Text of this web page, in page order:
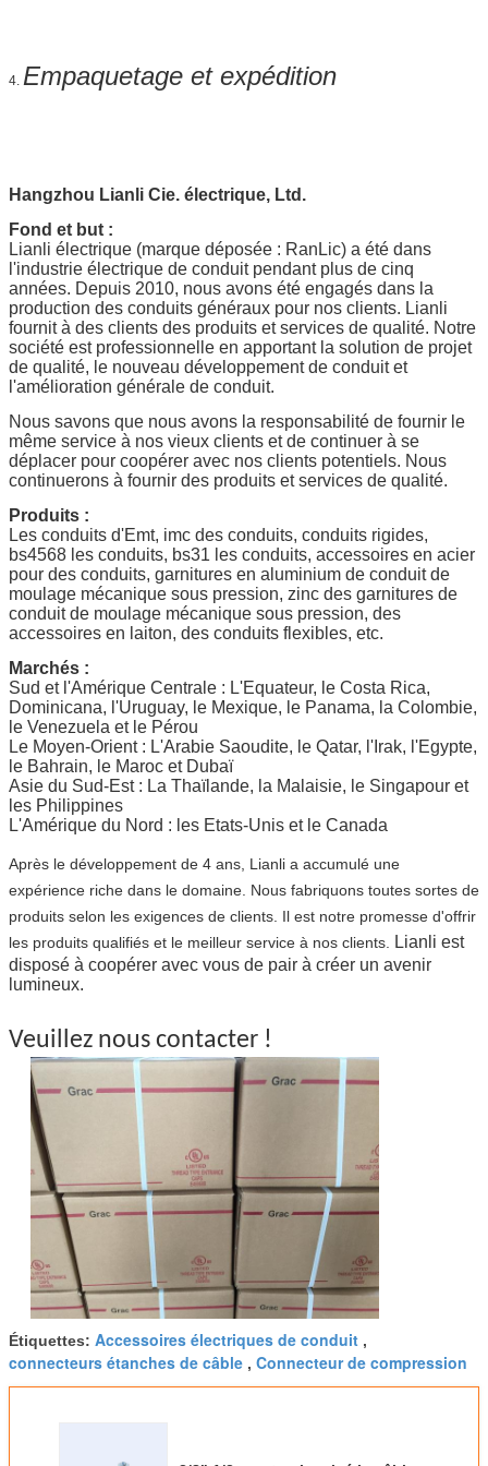
4. Empaquetage et expédition
Hangzhou Lianli Cie. électrique, Ltd.
Fond et but :
Lianli électrique (marque déposée : RanLic) a été dans
l'industrie électrique de conduit pendant plus de cinq
années. Depuis 2010, nous avons été engagés dans la
production des conduits généraux pour nos clients. Lianli
fournit à des clients des produits et services de qualité. Notre
société est professionnelle en apportant la solution de projet
de qualité, le nouveau développement de conduit et
l'amélioration générale de conduit.
Nous savons que nous avons la responsabilité de fournir le
même service à nos vieux clients et de continuer à se
déplacer pour coopérer avec nos clients potentiels. Nous
continuerons à fournir des produits et services de qualité.
Produits :
Les conduits d'Emt, imc des conduits, conduits rigides,
bs4568 les conduits, bs31 les conduits, accessoires en acier
pour des conduits, garnitures en aluminium de conduit de
moulage mécanique sous pression, zinc des garnitures de
conduit de moulage mécanique sous pression, des
accessoires en laiton, des conduits flexibles, etc.
Marchés :
Sud et l'Amérique Centrale : L'Equateur, le Costa Rica,
Dominicana, l'Uruguay, le Mexique, le Panama, la Colombie,
le Venezuela et le Pérou
Le Moyen-Orient : L'Arabie Saoudite, le Qatar, l'Irak, l'Egypte,
le Bahrain, le Maroc et Dubaï
Asie du Sud-Est : La Thaïlande, la Malaisie, le Singapour et
les Philippines
L'Amérique du Nord : les Etats-Unis et le Canada
Après le développement de 4 ans, Lianli a accumulé une
expérience riche dans le domaine. Nous fabriquons toutes sortes de
produits selon les exigences de clients. Il est notre promesse d'offrir
les produits qualifiés et le meilleur service à nos clients.
Lianli est
disposé à coopérer avec vous de pair à créer un avenir
lumineux.
Veuillez nous contacter !
Étiquettes: Accessoires électriques de conduit ,
connecteurs étanches de câble , Connecteur de compression